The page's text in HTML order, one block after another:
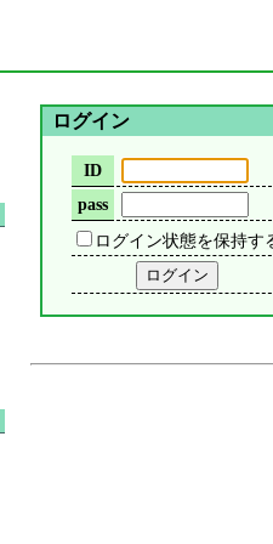
ログイン
ID
pass
ログイン状態を保持す